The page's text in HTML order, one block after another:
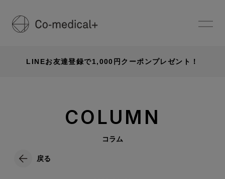
LINEお友達登録で1,000円クーポンプレゼント！
COLUMN
コラム
戻る